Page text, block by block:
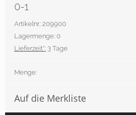
0-1
Artikelnr.: 209900
Lagermenge: 0
Lieferzeit*: 3 Tage
Menge:
Auf die Merkliste